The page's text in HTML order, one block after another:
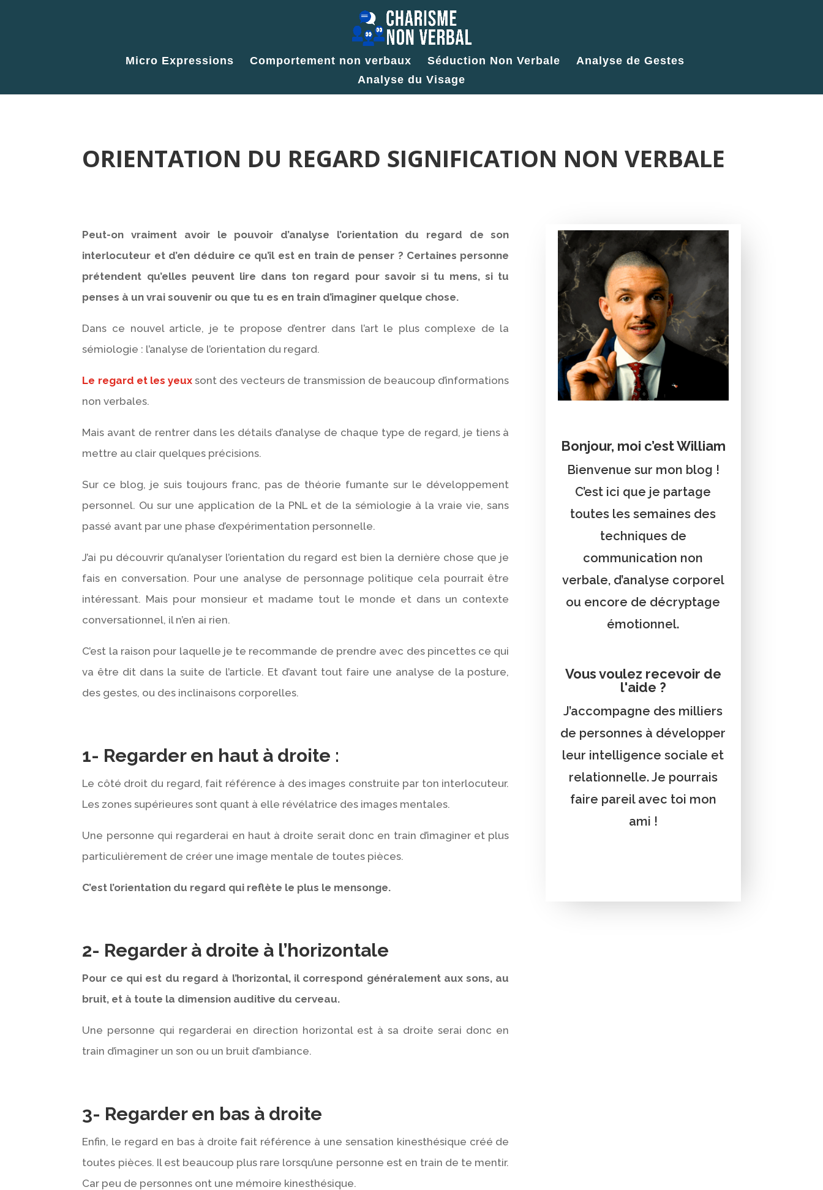
Micro Expressions Comportement non verbaux Séduction Non Verbale
Analyse de Gestes
Analyse du Visage
ORIENTATION DU REGARD SIGNIFICATION NON VERBALE
Peut-on vraiment avoir le pouvoir d’analyse l’orientation du regard de son
interlocuteur et d’en déduire ce qu’il est en train de penser ? Certaines personne
prétendent qu’elles peuvent lire dans ton regard pour savoir si tu mens, si tu
penses à un vrai souvenir ou que tu es en train d’imaginer quelque chose.
Dans ce nouvel article, je te propose d’entrer dans l’art le plus complexe de la
sémiologie : l’analyse de l’orientation du regard.
Le regard et les yeux sont des vecteurs de transmission de beaucoup d’informations
non verbales.
Mais avant de rentrer dans les détails d’analyse de chaque type de regard, je tiens à
mettre au clair quelques précisions.
Sur ce blog, je suis toujours franc, pas de théorie fumante sur le développement
personnel. Ou sur une application de la PNL et de la sémiologie à la vraie vie, sans
passé avant par une phase d’expérimentation personnelle.
J’ai pu découvrir qu’analyser l’orientation du regard est bien la dernière chose que je
fais en conversation. Pour une analyse de personnage politique cela pourrait être
intéressant. Mais pour monsieur et madame tout le monde et dans un contexte
conversationnel, il n’en ai rien.
C’est la raison pour laquelle je te recommande de prendre avec des pincettes ce qui
va être dit dans la suite de l’article. Et d’avant tout faire une analyse de la posture,
des gestes, ou des inclinaisons corporelles.
1- Regarder en haut à droite :
Le côté droit du regard, fait référence à des images construite par ton interlocuteur.
Les zones supérieures sont quant à elle révélatrice des images mentales.
Une personne qui regarderai en haut à droite serait donc en train d’imaginer et plus
particulièrement de créer une image mentale de toutes pièces.
C’est l’orientation du regard qui reflète le plus le mensonge.
2- Regarder à droite à l’horizontale
Pour ce qui est du regard à l’horizontal, il correspond généralement aux sons, au
bruit, et à toute la dimension auditive du cerveau.
Une personne qui regarderai en direction horizontal est à sa droite serai donc en
train d’imaginer un son ou un bruit d’ambiance.
3- Regarder en bas à droite
Enfin, le regard en bas à droite fait référence à une sensation kinesthésique créé de
toutes pièces. Il est beaucoup plus rare lorsqu’une personne est en train de te mentir.
Car peu de personnes ont une mémoire kinesthésique.
Bonjour, moi c’est William
Bienvenue sur mon blog !
C’est ici que je partage
toutes les semaines des
techniques de
communication non
verbale, d’analyse corporel
ou encore de décryptage
émotionnel.
Vous voulez recevoir de
l'aide ?
J’accompagne des milliers
de personnes à développer
leur intelligence sociale et
relationnelle. Je pourrais
faire pareil avec toi mon
ami !